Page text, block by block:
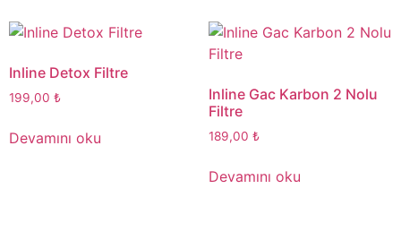
Inline Detox Filtre
199,00 ₺
Devamını oku
Inline Gac Karbon 2 Nolu
Filtre
189,00 ₺
Devamını oku